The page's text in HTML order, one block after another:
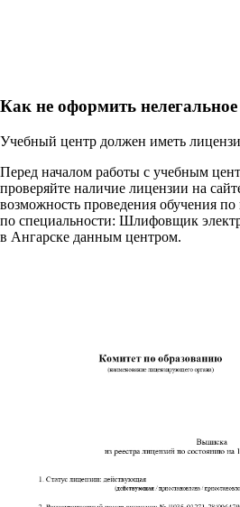
Как не оформить нелегальное
Учебный центр должен иметь
Перед началом работы с учебным
проверяйте наличие лицензии на
возможность проведения обучения
по специальности: Шлифовщик
в Ангарске данным центром.